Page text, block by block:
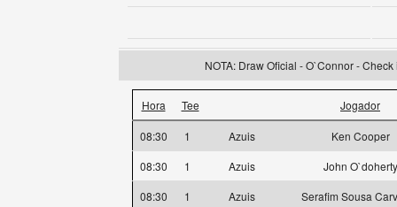
NOTA: Draw Oficial - O`Connor -
Hora Tee Jogador
08:30 1 Azuis
Ken Cooper
08:30
1 Azuis
John O`doherty
08:30
1 Azuis
Serafim Sousa